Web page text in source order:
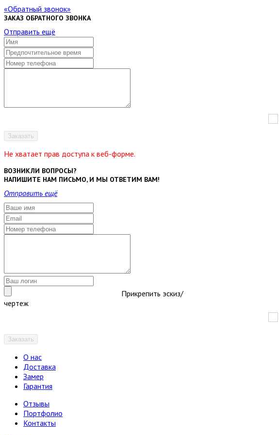
Обратный звонок
ЗАКАЗ ОБРАТНОГО ЗВОНКА
Отправить ещё
Заказать
Не хватает прав доступа к веб-форме.
ВОЗНИКЛИ ВОПРОСЫ?
НАПИШИТЕ НАМ ПИСЬМО, И МЫ ОТВЕТИМ ВАМ!
Отправить ещё
Прикрепить эскиз/
чертеж
Заказать
О нас
Доставка
Замер
Гарантия
Отзывы
Портфолио
Контакты